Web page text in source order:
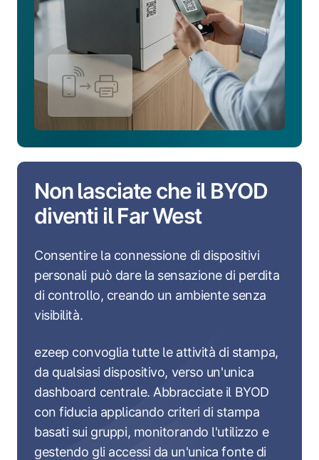
Non lasciate che il BYOD
diventi il Far West
Consentire la connessione di dispositivi
personali può dare la sensazione di perdita
di controllo, creando un ambiente senza
visibilità.
ezeep convoglia tutte le attività di stampa,
da qualsiasi dispositivo, verso un'unica
dashboard centrale. Abbracciate il BYOD
con fiducia applicando criteri di stampa
basati sui gruppi, monitorando l'utilizzo e
gestendo gli accessi da un'unica fonte di